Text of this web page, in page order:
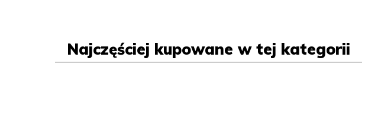
Najczęściej kupowane w tej kategorii